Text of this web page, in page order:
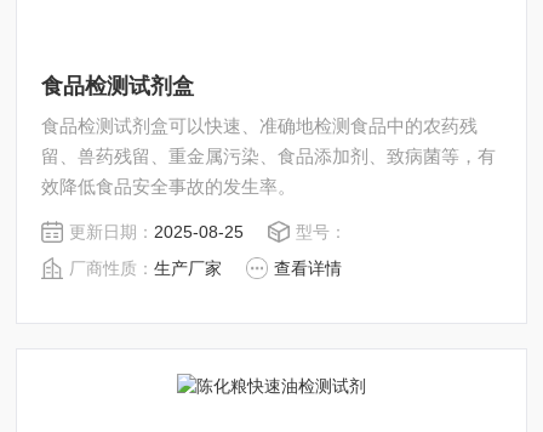
食品检测试剂盒
食品检测试剂盒可以快速、准确地检测食品中的农药残
留、兽药残留、重金属污染、食品添加剂、致病菌等，有
效降低食品安全事故的发生率。
更新日期： 2025-08-25
型号：
厂商性质：生产厂家 查看详情